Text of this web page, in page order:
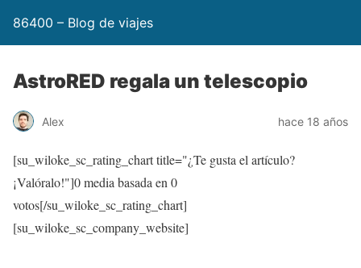
86400 – Blog de viajes
AstroRED regala un telescopio
Alex hace 18 años
[su_wiloke_sc_rating_chart title="¿Te gusta el artículo?
¡Valóralo!"]0media basada en 0
votos[/su_wiloke_sc_rating_chart]
[su_wiloke_sc_company_website]